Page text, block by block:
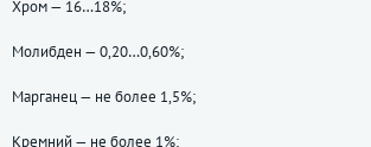
Хром — 16…18%;
Молибден — 0,20…0,60%;
Марганец — не более 1,5%;
Кремний — не более 1%;